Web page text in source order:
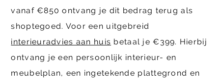
vanaf €850 ontvang je dit bedrag terug als
shoptegoed. Voor een uitgebreid
interieuradvies aan huis betaal je €399. Hierbij
ontvang je een persoonlijk interieur- en
meubelplan, een ingetekende plattegrond en